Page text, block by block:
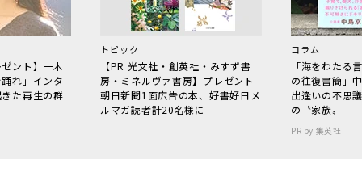
ント】一木
れ」インタ
た再生の群
トピック
【PR 光文社・創英社・みすず書
房・ミネルヴァ書房】プレゼント
朝日新聞1面広告の本、好書好日メ
ルマガ読者計20名様に
コラム
「海をわた
の往復書簡」
出逢いの不思
の〝家族〟
PR by 集英社